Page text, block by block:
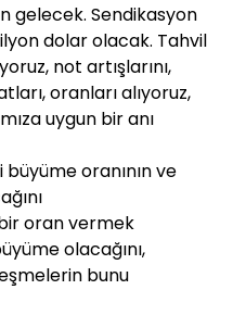
gelecek. Sendikasyon
dolar olacak. Tahvil
not artışlarını,
oranları alıyoruz,
uygun bir anı
büyüme oranının ve
oran vermek
olacağını,
bunu